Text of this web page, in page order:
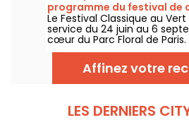
programme du festival de
gratuits
Le Festival Classique au
service du 24 juin au 6
cœur du Parc Floral de
encore, Classique au Vert
mélomanes et les
bon tempo et du beau
d’artistes reconnus et en
Affinez votre
LES DERNIERS